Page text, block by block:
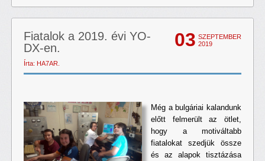
03 SZEPTEMBER
2019
Fiatalok a 2019. évi YO-
DX-en.
Írta: HA7AR.
Még a bulgáriai kalandunk
előtt felmerült az ötlet,
hogy a motiváltabb
fiatalokat szedjük össze
és az alapok tisztázása